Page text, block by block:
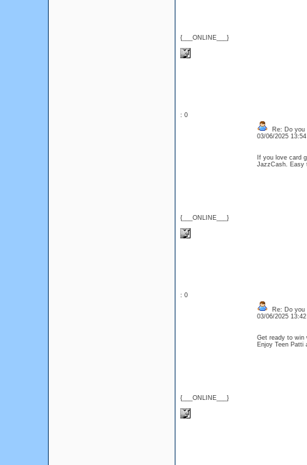
{___ONLINE___}
: 0
{___ONLINE___}
Re: Do you
03/06/2025
If you love card
JazzCash.
: 0
{___ONLINE___}
Re: Do you
03/06/2025
Get ready to win
Enjoy Teen